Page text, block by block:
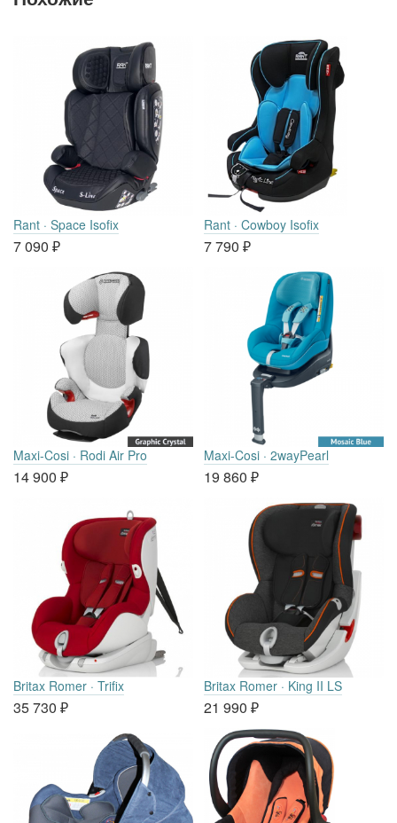
Rant · Space Isofix
7 090 ₽
Rant · Cowboy Isofix
7 790 ₽
Maxi-Cosi · Rodi Air Pro
14 900 ₽
Maxi-Cosi · 2wayPearl
19 860 ₽
Britax Romer · Trifix
35 730 ₽
Britax Romer · King II LS
21 990 ₽